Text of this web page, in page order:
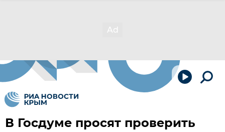
В Госдуме просят проверить